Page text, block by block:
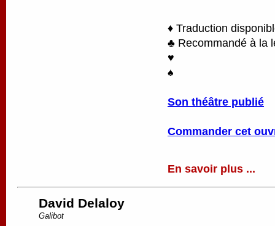
♦ Traduction
♣ Recommandé à la
♥
♠
Son théâtre publié
Commander cet
En savoir plus ...
David Delaloy
Galibot